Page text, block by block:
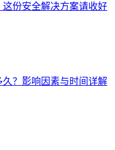
份安全解决方案请收好
？影响因素与时间详解